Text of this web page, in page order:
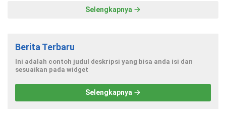
Selengkapnya
Berita Terbaru
Ini adalah contoh judul deskripsi yang bisa anda isi dan
sesuaikan pada widget
Selengkapnya